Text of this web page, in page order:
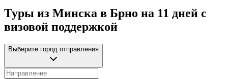
Туры из Минска в Брно на 11 дней с
визовой поддержкой
Выберите город отправления